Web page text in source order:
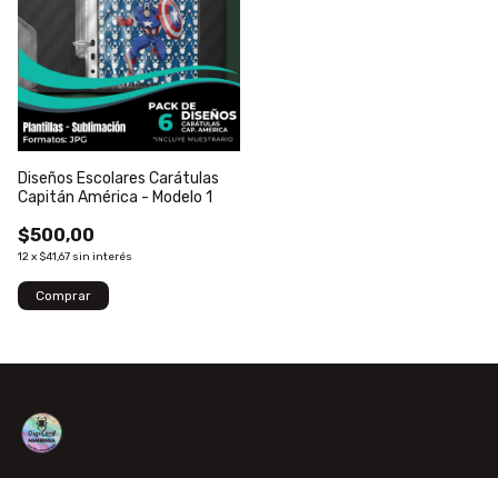
Diseños Escolares Carátulas
Capitán América - Modelo 1
$500,00
12x $41,67 sin interés